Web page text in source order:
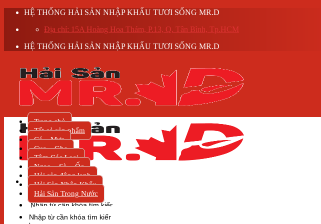
Skip
content
HỆ THỐNG HẢI SẢN NHẬP KHẨU TƯƠI SỐNG MR.D
Địa chỉ: 15A Hoàng Hoa Thám, P.13, Q. Tân Bình, Tp.HCM
HỆ THỐNG HẢI SẢN NHẬP KHẨU TƯƠI SỐNG MR.D
Tìm
kiếm:
Trang chủ
Tất cả sản phẩm
Cá – Mực
Cua – Ghẹ
Tôm Các Loại
Ngao – Sò – Ốc
Hải sản đông lạnh
Hải Sản Nhập Khẩu
Hải Sản Trong Nước
Tìm
kiếm: